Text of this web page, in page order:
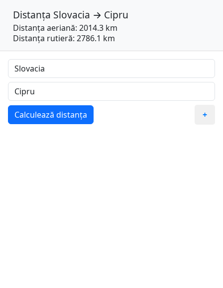
Distanța Slovacia → Cipru
Distanța aeriană: 2014.3 km
Distanța rutieră: 2786.1 km
Calculează distanța +